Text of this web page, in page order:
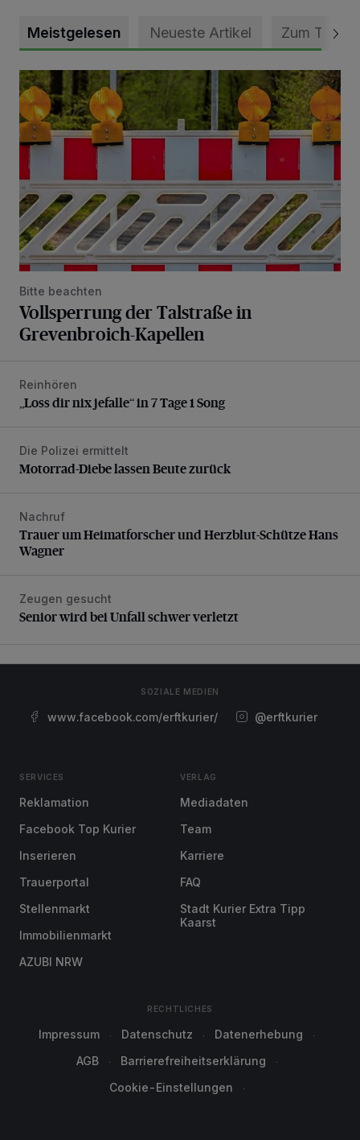
Meistgelesen Neueste Artikel Zum Thema
Vollsperrung der Talstraße in Grevenbroich-Kapellen
Bitte beachten
Vollsperrung der Talstraße in
Grevenbroich-Kapellen
„Loss dir nix jefalle“ in 7 Tage 1 Song
Reinhören
„Loss dir nix jefalle“ in 7 Tage 1 Song
Motorrad-Diebe lassen Beute zurück
Die Polizei ermittelt
Motorrad-Diebe lassen Beute zurück
Trauer um Heimatforscher und Herzblut-Schütze Hans
Nachruf
Trauer um Heimatforscher und Herzblut-Schütze Hans
Wagner
Senior wird bei Unfall schwer verletzt
Zeugen gesucht
Senior wird bei Unfall schwer verletzt
SOZIALE MEDIEN
www.facebook.com/erftkurier/ @erftkurier
SERVICES
Reklamation
Facebook Top Kurier
Inserieren
Trauerportal
Stellenmarkt
Immobilienmarkt
AZUBI NRW
VERLAG
Mediadaten
Team
Karriere
FAQ
Stadt Kurier Extra Tipp
Kaarst
RECHTLICHES
Impressum Datenschutz
Datenerhebung
AGB
Barrierefreiheitserklärung
Cookie-Einstellungen